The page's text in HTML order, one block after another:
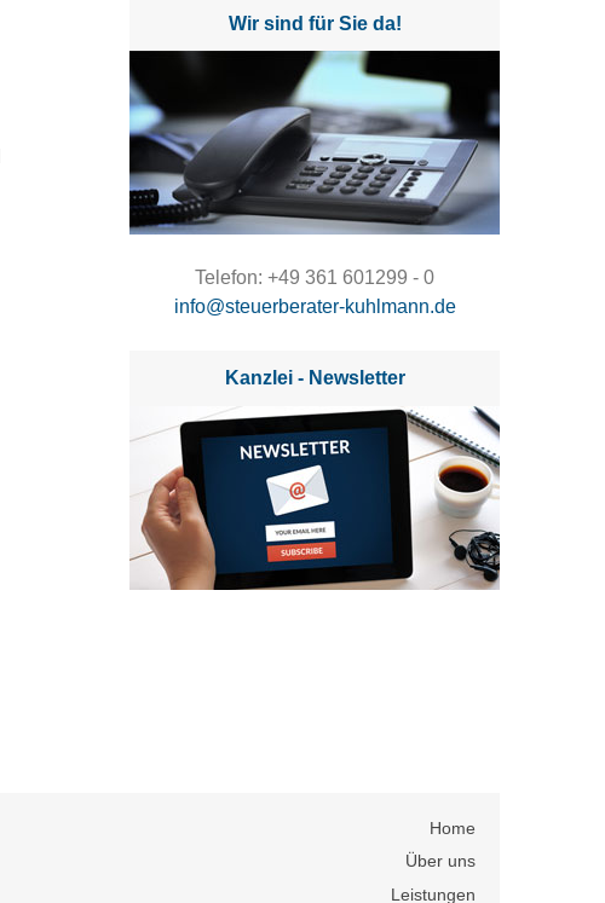
Wir sind für Sie da!
Telefon: +49 361 601299 - 0
info@steuerberater-kuhlmann.de
Kanzlei - Newsletter
Home
Über uns
Leistungen